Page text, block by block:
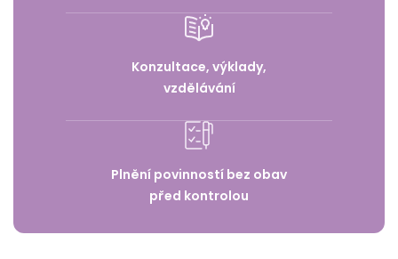
Konzultace, výklady,
vzdělávání
Plnění povinností bez obav
před kontrolou